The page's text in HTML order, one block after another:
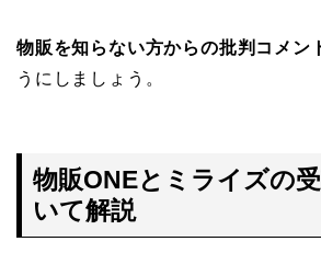
物販を知らない方からの批判コメン
うにしましょう。
物販ONEとミライズの
いて解説